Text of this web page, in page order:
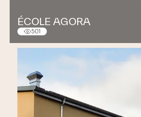
ÉCOLE AGORA
501